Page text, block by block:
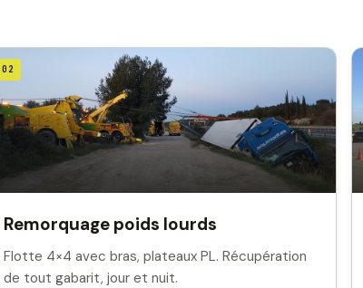
02
Remorquage poids lourds
Flotte 4×4 avec bras, plateaux PL. Récupération
de tout gabarit, jour et nuit.